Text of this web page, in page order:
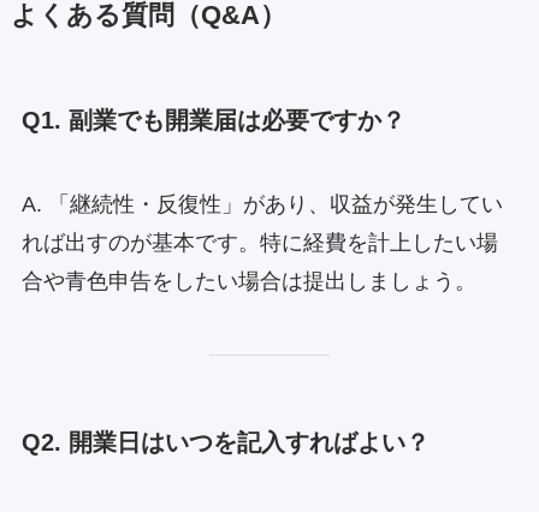
よくある質問（Q&A）
Q1. 副業でも開業届は必要ですか？
A. 「継続性・反復性」があり、収益が発生してい
れば出すのが基本です。特に経費を計上したい場
合や青色申告をしたい場合は提出しましょう。
Q2. 開業日はいつを記入すればよい？